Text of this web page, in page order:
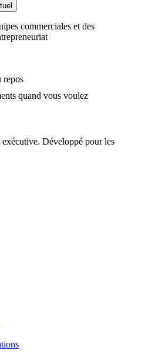
commerciales et des
repos
quand vous voulez
Développé pour les